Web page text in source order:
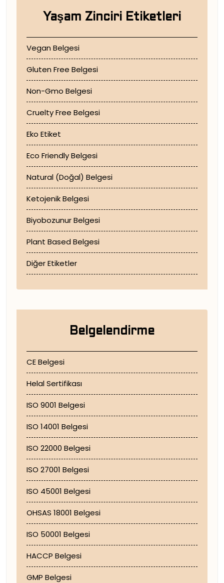
Yaşam Zinciri Etiketleri
Vegan Belgesi
Gluten Free Belgesi
Non-Gmo Belgesi
Cruelty Free Belgesi
Eko Etiket
Eco Friendly Belgesi
Natural (Doğal) Belgesi
Ketojenik Belgesi
Biyobozunur Belgesi
Plant Based Belgesi
Diğer Etiketler
Belgelendirme
CE Belgesi
Helal Sertifikası
ISO 9001 Belgesi
ISO 14001 Belgesi
ISO 22000 Belgesi
ISO 27001 Belgesi
ISO 45001 Belgesi
OHSAS 18001 Belgesi
ISO 50001 Belgesi
HACCP Belgesi
GMP Belgesi